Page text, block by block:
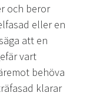
och beror
eller en
att en
vart
behöva
klarar